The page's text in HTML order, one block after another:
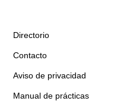
Directorio
Contacto
Aviso de privacidad
Manual de prácticas